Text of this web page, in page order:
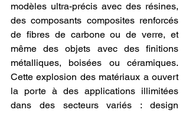
modèles ultra-précis avec des résines,
des composants composites renforcés
de fibres de carbone ou de verre, et
même des objets avec des finitions
métalliques, boisées ou céramiques.
Cette explosion des matériaux a ouvert
la porte à des applications illimitées
dans des secteurs variés : design